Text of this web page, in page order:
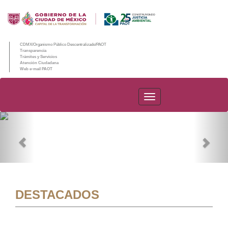
CDMX/Organismo Público Descentralizado/PAOT
Transparencia
Trámites y Servicios
Atención Ciudadana
Web e-mail PAOT
PAOT
DESTACADOS